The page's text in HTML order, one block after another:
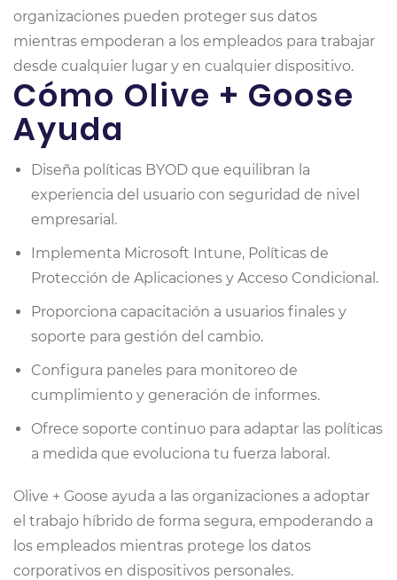
organizaciones pueden proteger sus datos
mientras empoderan a los empleados para trabajar
desde cualquier lugar y en cualquier dispositivo.
Cómo Olive + Goose
Ayuda
Diseña políticas BYOD que equilibran la
experiencia del usuario con seguridad de nivel
empresarial.
Implementa Microsoft Intune, Políticas de
Protección de Aplicaciones y Acceso Condicional.
Proporciona capacitación a usuarios finales y
soporte para gestión del cambio.
Configura paneles para monitoreo de
cumplimiento y generación de informes.
Ofrece soporte continuo para adaptar las políticas
a medida que evoluciona tu fuerza laboral.
Olive + Goose ayuda a las organizaciones a adoptar
el trabajo híbrido de forma segura, empoderando a
los empleados mientras protege los datos
corporativos en dispositivos personales.